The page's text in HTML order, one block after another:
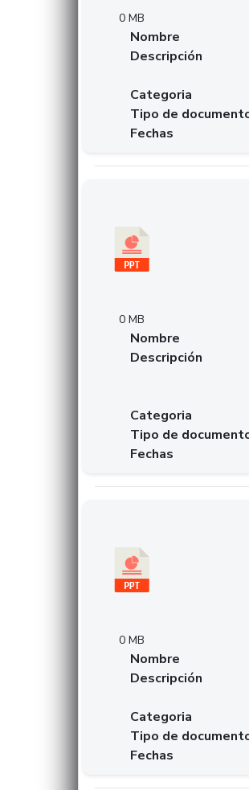
0 MB
Nombre
Descripción
Categoria
Tipo de
Fechas
0 MB
Nombre
Descripción
Categoria
Tipo de
Fechas
0 MB
Nombre
Descripción
Categoria
Tipo de
Fechas